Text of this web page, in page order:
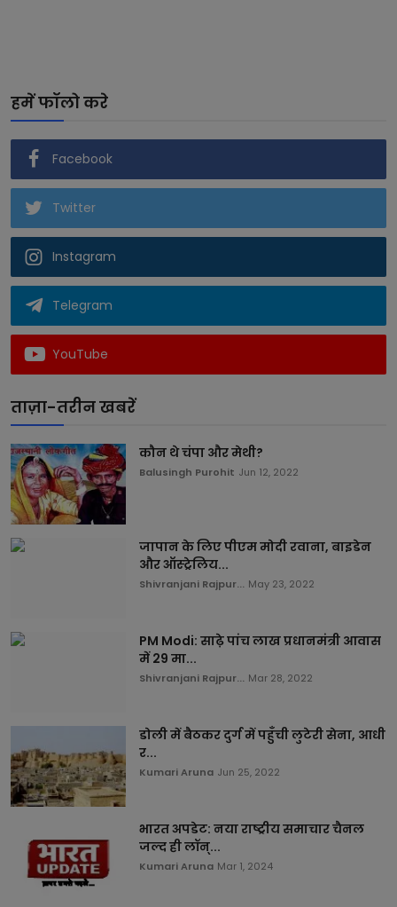
हमें फॉलो करे
Facebook
Twitter
Instagram
Telegram
YouTube
ताज़ा-तरीन खबरें
कौन थे चंपा और मेथी?
Balusingh Purohit Jun 12, 2022
जापान के लिए पीएम मोदी रवाना, बाइडेन
और ऑस्ट्रेलिय...
Shivranjani Rajpur... May 23, 2022
PM Modi: साढ़े पांच लाख प्रधानमंत्री आवास
में 29 मा...
Shivranjani Rajpur... Mar 28, 2022
डोली में बैठकर दुर्ग में पहुँची लुटेरी सेना, आधी
र...
Kumari Aruna Jun 25, 2022
भारत अपडेट: नया राष्ट्रीय समाचार चैनल
जल्द ही लॉन्...
Kumari Aruna Mar 1, 2024